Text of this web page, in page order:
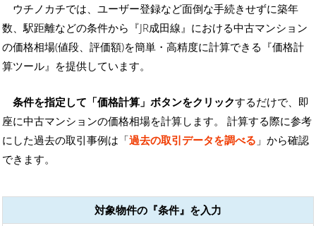
ウチノカチでは、ユーザー登録など面倒な手続きせずに築年
数、駅距離などの条件から『JR成田線』における中古マンション
の価格相場(値段、評価額)を簡単・高精度に計算できる『価格計
算ツール』を提供しています。
条件を指定して「価格計算」ボタンをクリックするだけで、即
座に中古マンションの価格相場を計算します。 計算する際に参考
にした過去の取引事例は「過去の取引データを調べる 」から確認
できます。
対象物件の『条件』を入力